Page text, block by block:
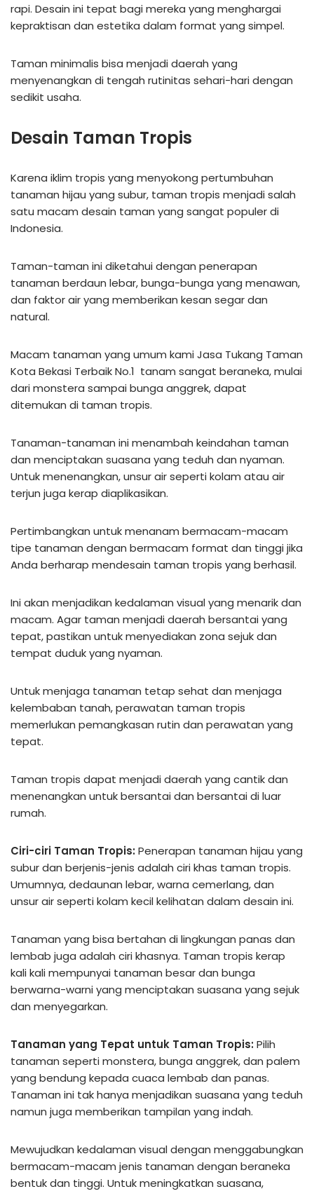
rapi. Desain ini tepat bagi mereka yang menghargai
kepraktisan dan estetika dalam format yang simpel.
Taman minimalis bisa menjadi daerah yang
menyenangkan di tengah rutinitas sehari-hari dengan
sedikit usaha.
Desain Taman Tropis
Karena iklim tropis yang menyokong pertumbuhan
tanaman hijau yang subur, taman tropis menjadi salah
satu macam desain taman yang sangat populer di
Indonesia.
Taman-taman ini diketahui dengan penerapan
tanaman berdaun lebar, bunga-bunga yang menawan,
dan faktor air yang memberikan kesan segar dan
natural.
Macam tanaman yang umum kami Jasa Tukang Taman
Kota Bekasi Terbaik No.1 tanam sangat beraneka, mulai
dari monstera sampai bunga anggrek, dapat
ditemukan di taman tropis.
Tanaman-tanaman ini menambah keindahan taman
dan menciptakan suasana yang teduh dan nyaman.
Untuk menenangkan, unsur air seperti kolam atau air
terjun juga kerap diaplikasikan.
Pertimbangkan untuk menanam bermacam-macam
tipe tanaman dengan bermacam format dan tinggi jika
Anda berharap mendesain taman tropis yang berhasil.
Ini akan menjadikan kedalaman visual yang menarik dan
macam. Agar taman menjadi daerah bersantai yang
tepat, pastikan untuk menyediakan zona sejuk dan
tempat duduk yang nyaman.
Untuk menjaga tanaman tetap sehat dan menjaga
kelembaban tanah, perawatan taman tropis
memerlukan pemangkasan rutin dan perawatan yang
tepat.
Taman tropis dapat menjadi daerah yang cantik dan
menenangkan untuk bersantai dan bersantai di luar
rumah.
Ciri-ciri Taman Tropis: Penerapan tanaman hijau yang
subur dan berjenis-jenis adalah ciri khas taman tropis.
Umumnya, dedaunan lebar, warna cemerlang, dan
unsur air seperti kolam kecil kelihatan dalam desain ini.
Tanaman yang bisa bertahan di lingkungan panas dan
lembab juga adalah ciri khasnya. Taman tropis kerap
kali kali mempunyai tanaman besar dan bunga
berwarna-warni yang menciptakan suasana yang sejuk
dan menyegarkan.
Tanaman yang Tepat untuk Taman Tropis: Pilih
tanaman seperti monstera, bunga anggrek, dan palem
yang bendung kepada cuaca lembab dan panas.
Tanaman ini tak hanya menjadikan suasana yang teduh
namun juga memberikan tampilan yang indah.
Mewujudkan kedalaman visual dengan menggabungkan
bermacam-macam jenis tanaman dengan beraneka
bentuk dan tinggi. Untuk meningkatkan suasana,